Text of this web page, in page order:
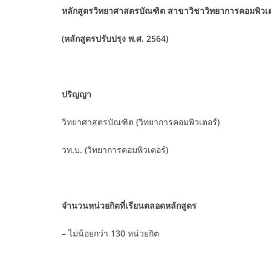
หลักสูตรวิทยาศาสตรบัณฑิต สาขาวิชาวิทยาการคอมพิวเ
(หลักสูตรปรับปรุง พ.ศ. 2564)
ปริญญา
วิทยาศาสตรบัณฑิต (วิทยาการคอมพิวเตอร์)
วท.บ. (วิทยาการคอมพิวเตอร์)
จำนวนหน่วยกิตที่เรียนตลอดหลักสูตร
– ไม่น้อยกว่า 130 หน่วยกิต